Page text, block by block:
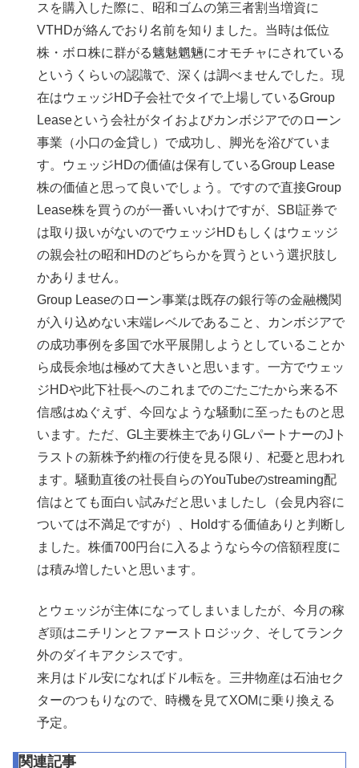
スを購入した際に、昭和ゴムの第三者割当増資に
VTHDが絡んでおり名前を知りました。当時は低位
株・ボロ株に群がる魑魅魍魎にオモチャにされている
というくらいの認識で、深くは調べませんでした。現
在はウェッジHD子会社でタイで上場しているGroup
Leaseという会社がタイおよびカンボジアでのローン
事業（小口の金貸し）で成功し、脚光を浴びていま
す。ウェッジHDの価値は保有しているGroup Lease
株の価値と思って良いでしょう。ですので直接Group
Lease株を買うのが一番いいわけですが、SBI証券で
は取り扱いがないのでウェッジHDもしくはウェッジ
の親会社の昭和HDのどちらかを買うという選択肢し
かありません。
Group Leaseのローン事業は既存の銀行等の金融機関
が入り込めない末端レベルであること、カンボジアで
の成功事例を多国で水平展開しようとしていることか
ら成長余地は極めて大きいと思います。一方でウェッ
ジHDや此下社長へのこれまでのごたごたから来る不
信感はぬぐえず、今回なような騒動に至ったものと思
います。ただ、GL主要株主でありGLパートナーのJト
ラストの新株予約権の行使を見る限り、杞憂と思われ
ます。騒動直後の社長自らのYouTubeのstreaming配
信はとても面白い試みだと思いましたし（会見内容に
ついては不満足ですが）、Holdする価値ありと判断し
ました。株価700円台に入るようなら今の倍額程度に
は積み増したいと思います。
とウェッジが主体になってしまいましたが、今月の稼
ぎ頭はニチリンとファーストロジック、そしてランク
外のダイキアクシスです。
来月はドル安になればドル転を。三井物産は石油セク
ターのつもりなので、時機を見てXOMに乗り換える
予定。
関連記事